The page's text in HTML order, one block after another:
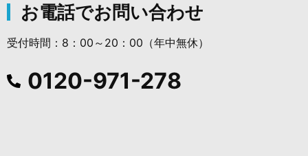
お電話でお問い合わせ
受付時間：8：00～20：00（年中無休）
0120-971-278